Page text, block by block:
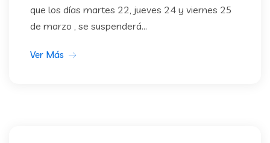
que los días martes 22, jueves 24 y viernes 25
de marzo , se suspenderá...
Ver Más